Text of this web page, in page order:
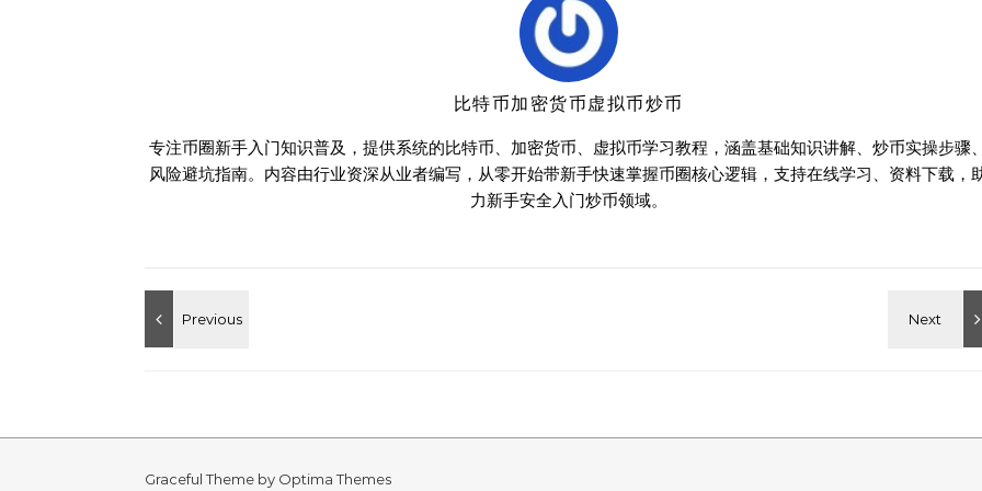
比特币加密货币虚拟币炒币
专注币圈新手入门知识普及，提供系统的比特币、加密货币、虚拟币学习教程，涵盖基础知识讲解、炒币实操步骤
风险避坑指南。内容由行业资深从业者编写，从零开始带新手快速掌握币圈核心逻辑，支持在线学习、资料下载，
力新手安全入门炒币领域。
Graceful Theme by Optima Themes